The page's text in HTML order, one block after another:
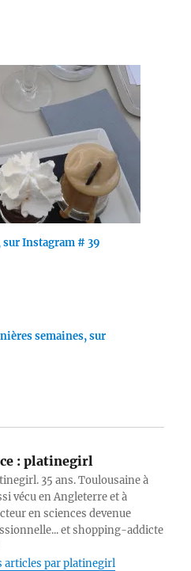
sur Instagram # 39
semaines, sur
: platinegirl
35 ans. Toulousaine à
vécu en Angleterre et à
en sciences devenue
et shopping-addicte
articles par platinegirl